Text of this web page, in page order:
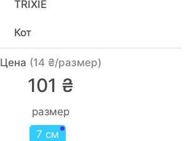
TRIXIE
Кот
Цена (14 ₴/размер)
101 ₴
размер
7 см